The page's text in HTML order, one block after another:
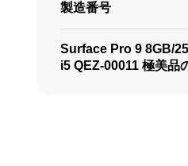
製造番号
Surface Pro 9 8GB/
i5 QEZ-00011 極美品